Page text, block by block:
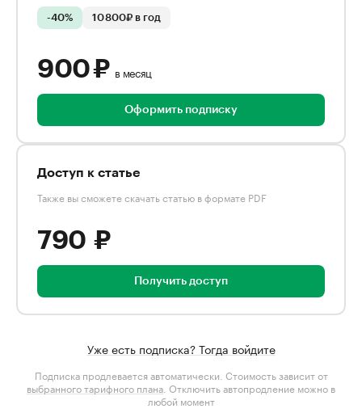
-40% 10 800₽ в год
900 ₽ в месяц
Оформить подписку
Доступ к статье
Также вы сможете скачать статью в формате PDF
790 ₽
Получить доступ
Уже есть подписка? Тогда войдите
Подписка продлевается автоматически. Стоимость зависит от
выбранного тарифного плана . Отключить автопродление можно в
любой момент